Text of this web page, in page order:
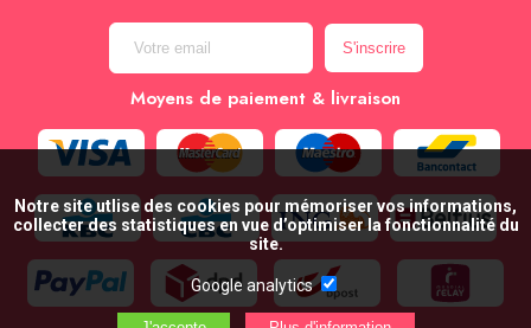
Moyens de paiement & livraison
Notre site utlise des cookies pour mémoriser vos informations,
collecter des statistiques en vue d’optimiser la fonctionnalité du
site.
Google analytics